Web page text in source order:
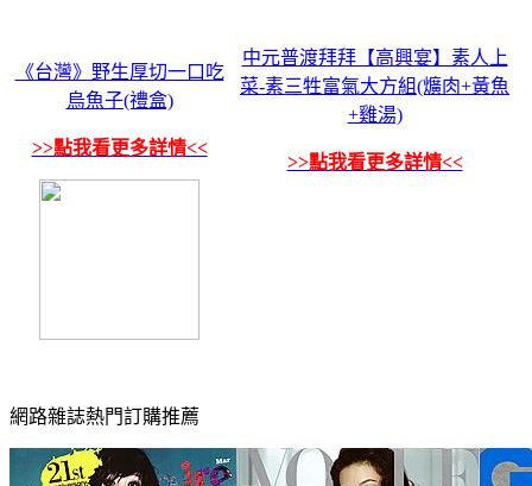
《台灣》野生厚切一口吃
烏魚子(禮盒)
>>點我看更多詳情<<
中元普渡拜拜【高興宴】素人上
菜-素三牲富氣大方組(爌肉+黃魚
+雞湯)
>>點我看更多詳情<<
網路雜誌熱門訂購推薦